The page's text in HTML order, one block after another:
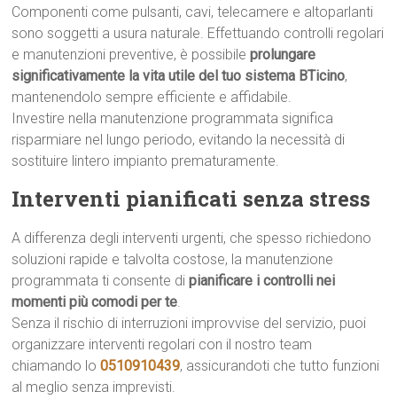
Componenti come pulsanti, cavi, telecamere e altoparlanti
sono soggetti a usura naturale. Effettuando controlli regolari
e manutenzioni preventive, è possibileprolungare
significativamente la vita utile del tuo sistema BTicino,
mantenendolo sempre efficiente e affidabile.
Investire nella manutenzione programmata significa
risparmiare nel lungo periodo, evitando la necessità di
sostituire lintero impianto prematuramente.
Interventi pianificati senza stress
A differenza degli interventi urgenti, che spesso richiedono
soluzioni rapide e talvolta costose, la manutenzione
programmata ti consente dipianificare i controlli nei
momenti più comodi per te.
Senza il rischio di interruzioni improvvise del servizio, puoi
organizzare interventi regolari con il nostro team
chiamando lo0510910439, assicurandoti che tutto funzioni
al meglio senza imprevisti.